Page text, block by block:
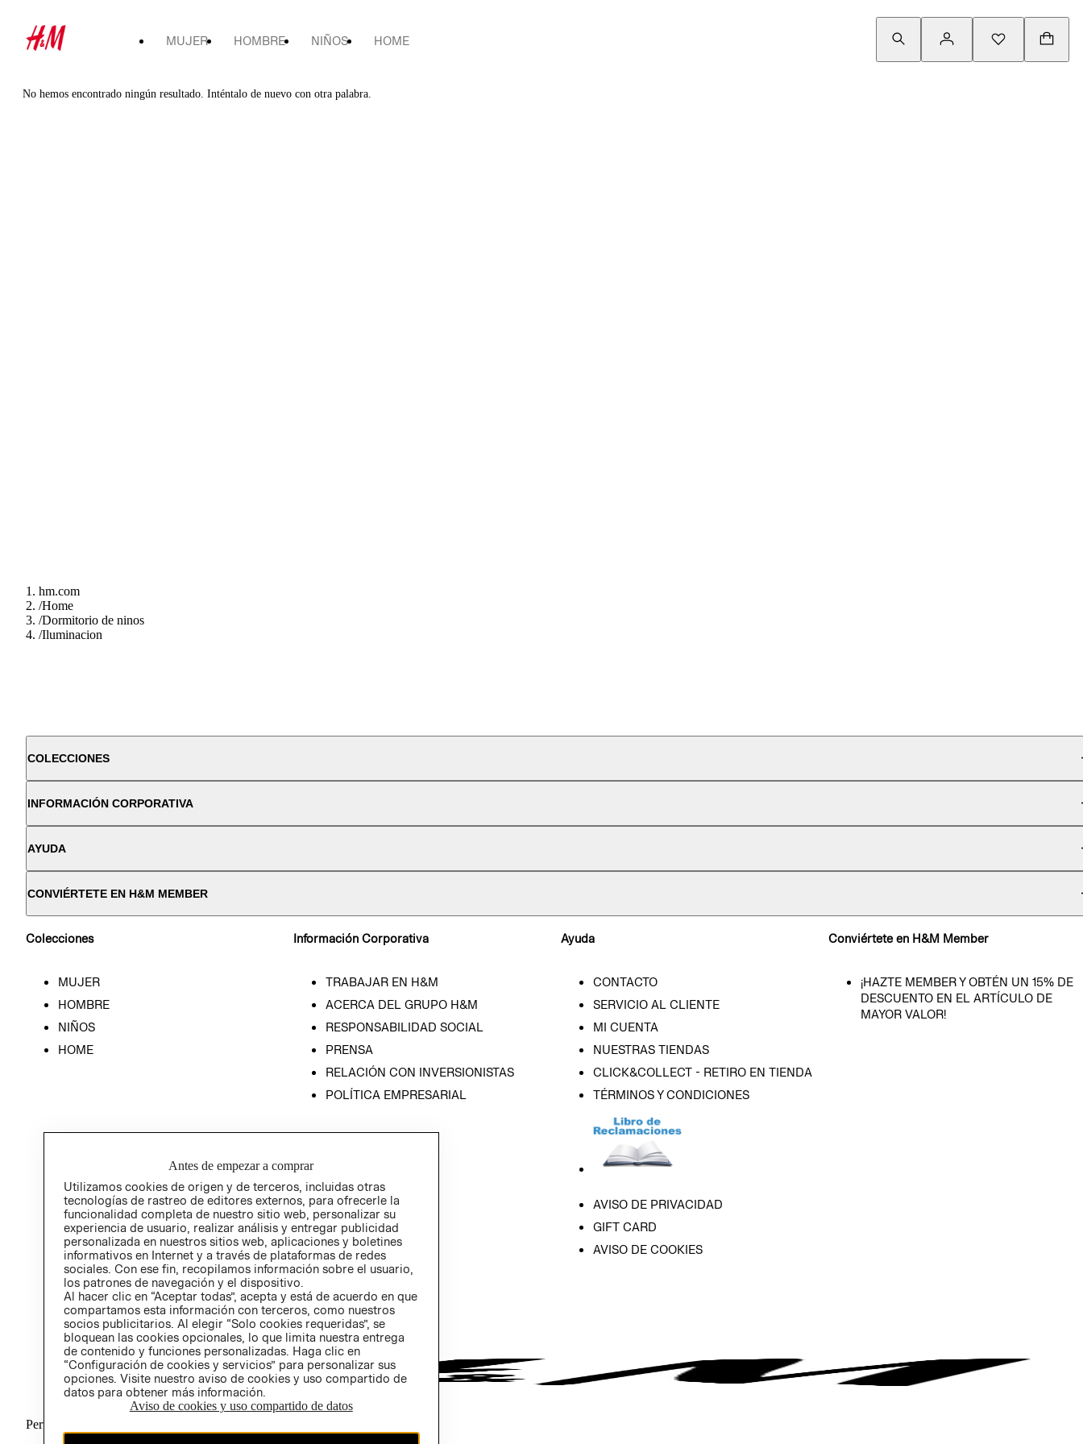
MUJER HOMBRE NIÑOS HOME
No hemos encontrado ningún resultado. Inténtalo de nuevo con otra palabra.
hm.com
/Home
/Dormitorio de ninos
/Iluminacion
COLECCIONES
INFORMACIÓN CORPORATIVA
AYUDA
CONVIÉRTETE EN H&M MEMBER
Colecciones
MUJER
HOMBRE
NIÑOS
HOME
Información Corporativa
TRABAJAR EN H&M
ACERCA DEL GRUPO H&M
RESPONSABILIDAD SOCIAL
PRENSA
RELACIÓN CON INVERSIONISTAS
POLÍTICA EMPRESARIAL
Ayuda
CONTACTO
SERVICIO AL CLIENTE
MI CUENTA
NUESTRAS TIENDAS
CLICK&COLLECT - RETIRO EN TIENDA
TÉRMINOS Y CONDICIONES
AVISO DE PRIVACIDAD
GIFT CARD
AVISO DE COOKIES
Conviértete en H&M Member
¡HAZTE MEMBER Y OBTÉN UN 15% DE
DESCUENTO EN EL ARTÍCULO DE
MAYOR VALOR!
Perú (S/)
Antes de empezar a comprar
Utilizamos cookies de origen y de terceros, incluidas otras
tecnologías de rastreo de editores externos, para ofrecerle la
funcionalidad completa de nuestro sitio web, personalizar su
experiencia de usuario, realizar análisis y entregar publicidad
personalizada en nuestros sitios web, aplicaciones y boletines
informativos en Internet y a través de plataformas de redes
sociales. Con ese fin, recopilamos información sobre el usuario,
los patrones de navegación y el dispositivo.
Al hacer clic en “Aceptar todas”, acepta y está de acuerdo en que
compartamos esta información con terceros, como nuestros
socios publicitarios. Al elegir “Solo cookies requeridas”, se
bloquean las cookies opcionales, lo que limita nuestra entrega
de contenido y funciones personalizadas. Haga clic en
“Configuración de cookies y servicios” para personalizar sus
opciones. Visite nuestro aviso de cookies y uso compartido de
datos para obtener más información.
Aviso de cookies y uso compartido de datos